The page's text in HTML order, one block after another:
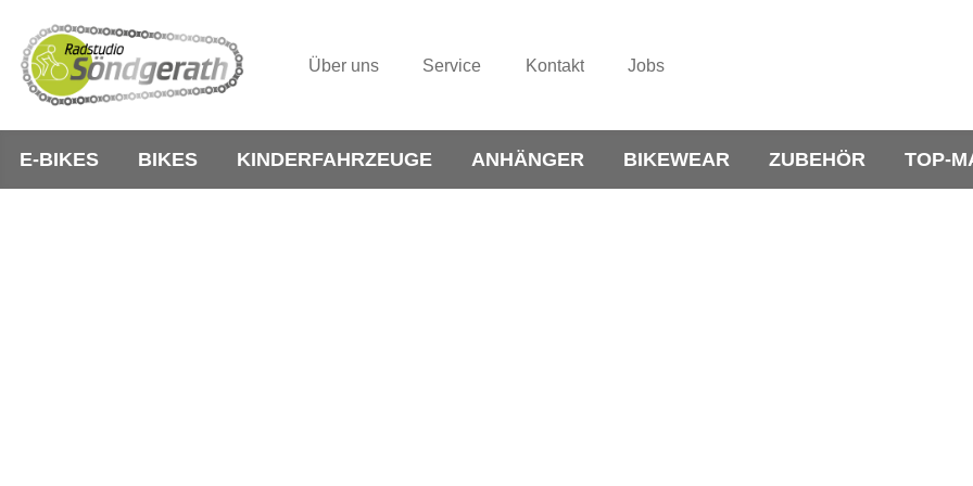
Über uns Service Kontakt Jobs
E-BIKES BIKES KINDERFAHRZEUGE ANHÄNGER BIKEWEAR ZUBEHÖR TOP-